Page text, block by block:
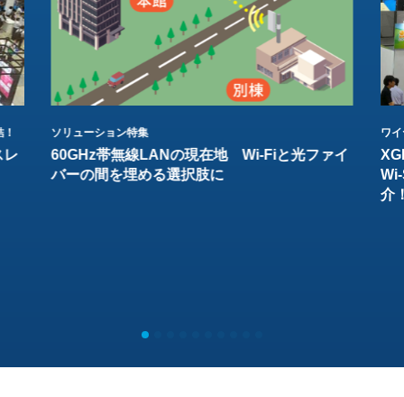
レ
ソリューション特集
60GHz帯無線LANの現在地 Wi-Fiと光ファイ
バーの間を埋める選択肢に
ワ
介